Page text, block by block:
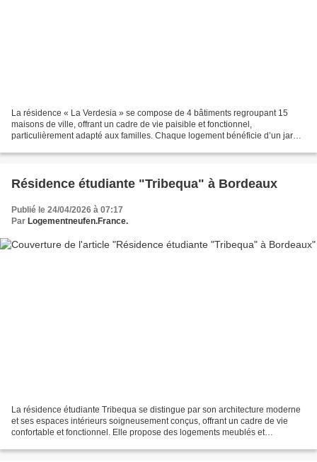
La résidence « La Verdesia » se compose de 4 bâtiments regroupant 15
maisons de ville, offrant un cadre de vie paisible et fonctionnel,
particulièrement adapté aux familles. Chaque logement bénéficie d’un jardin
Résidence étudiante "Tribequa" à Bordeaux
Publié le 24/04/2026 à 07:17
Par Logementneufen.France.
La résidence étudiante Tribequa se distingue par son architecture moderne
et ses espaces intérieurs soigneusement conçus, offrant un cadre de vie
confortable et fonctionnel. Elle propose des logements meublés et